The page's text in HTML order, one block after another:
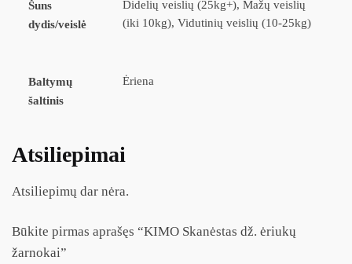
Šuns
dydis/veislė
Didelių veislių (25kg+), Mažų veislių
(iki 10kg), Vidutinių veislių (10-25kg)
Baltymų
šaltinis
Ėriena
Atsiliepimai
Atsiliepimų dar nėra.
Būkite pirmas aprašęs “KIMO Skanėstas dž. ėriukų
žarnokai”